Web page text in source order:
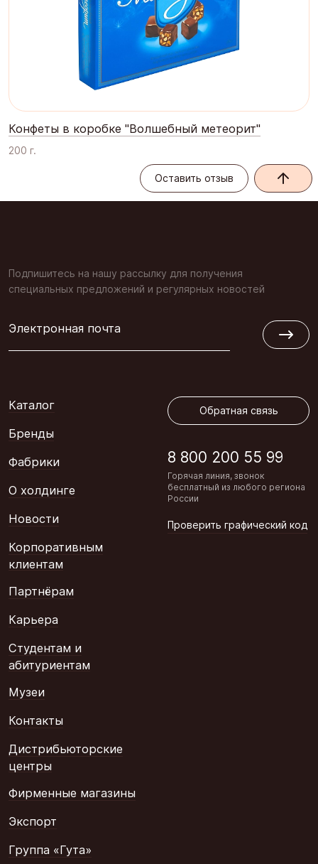
Конфеты в коробке "Волшебный метеорит"
200 г.
Оставить отзыв
Подпишитесь на нашу рассылку для получения
специальных предложений и регулярных новостей
Электронная почта
Каталог
Бренды
Фабрики
О холдинге
Новости
Корпоративным
клиентам
Партнёрам
Карьера
Студентам и
абитуриентам
Музеи
Контакты
Дистрибьюторские
центры
Фирменные магазины
Экспорт
Группа «Гута»
Обратная связь
8 800 200 55 99
Горячая линия, звонок
бесплатный из любого региона
России
Проверить графический код